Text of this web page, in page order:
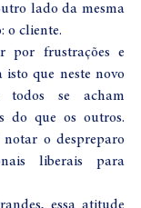
lado da mesma
o cliente.
por frustrações e
isto que neste novo
todos se acham
do que os outros.
notar o despreparo
liberais para
essa atitude